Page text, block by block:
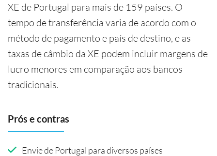
XE de Portugal para mais de 159 países. O
tempo de transferência varia de acordo com o
método de pagamento e país de destino, e as
taxas de câmbio da XE podem incluir margens de
lucro menores em comparação aos bancos
tradicionais.
Prós e contras
Envie de Portugal para diversos países